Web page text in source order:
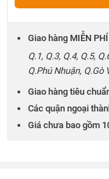
Giao hàng MIỄN
Q.1, Q.3, Q.4, Q.5,
Q.Phú Nhuận, Q.Gò
Giao hàng tiêu
Các quận ngoại
Giá chưa bao gồm